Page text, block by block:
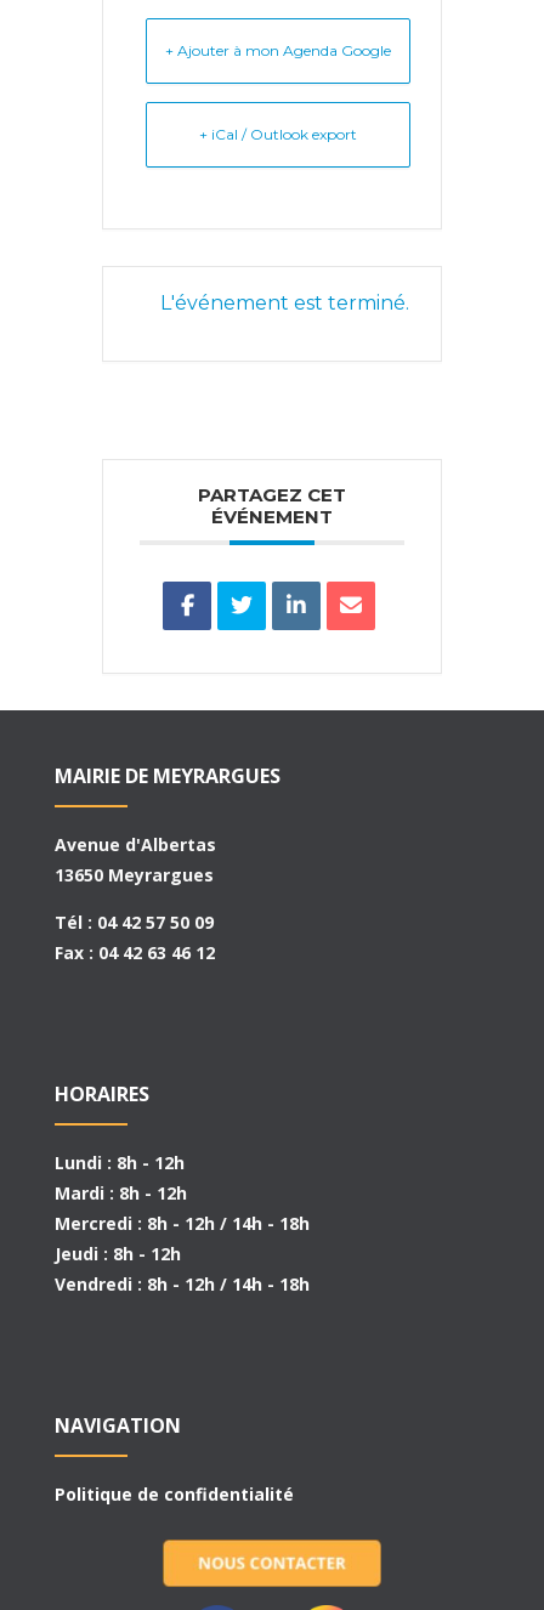
+ Ajouter à mon Agenda Google
+ iCal / Outlook export
L'événement est terminé.
PARTAGEZ CET
ÉVÉNEMENT
MAIRIE DE MEYRARGUES
Avenue d'Albertas
13650 Meyrargues
Tél : 04 42 57 50 09
Fax : 04 42 63 46 12
HORAIRES
Lundi : 8h - 12h
Mardi : 8h - 12h
Mercredi : 8h - 12h / 14h - 18h
Jeudi : 8h - 12h
Vendredi : 8h - 12h / 14h - 18h
NAVIGATION
Politique de confidentialité